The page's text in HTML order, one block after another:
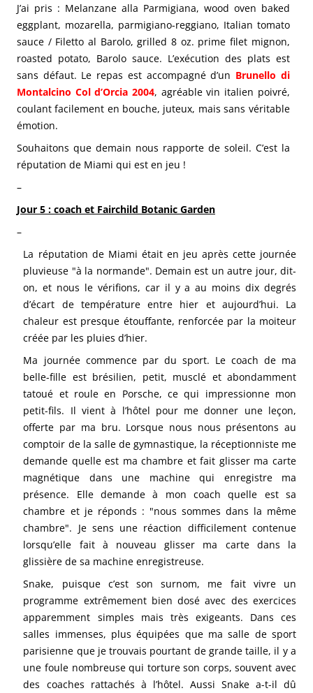
J’ai pris : Melanzane alla Parmigiana, wood oven baked
eggplant, mozarella, parmigiano-reggiano, Italian tomato
sauce / Filetto al Barolo, grilled 8 oz. prime filet mignon,
roasted potato, Barolo sauce. L’exécution des plats est
sans défaut. Le repas est accompagné d’un Brunello di
Montalcino Col d’Orcia 2004, agréable vin italien poivré,
coulant facilement en bouche, juteux, mais sans véritable
émotion.
Souhaitons que demain nous rapporte de soleil. C’est la
réputation de Miami qui est en jeu !
–
Jour 5 : coach et Fairchild Botanic Garden
–
La réputation de Miami était en jeu après cette journée
pluvieuse "à la normande". Demain est un autre jour, dit-
on, et nous le vérifions, car il y a au moins dix degrés
d’écart de température entre hier et aujourd’hui. La
chaleur est presque étouffante, renforcée par la moiteur
créée par les pluies d’hier.
Ma journée commence par du sport. Le coach de ma
belle-fille est brésilien, petit, musclé et abondamment
tatoué et roule en Porsche, ce qui impressionne mon
petit-fils. Il vient à l’hôtel pour me donner une leçon,
offerte par ma bru. Lorsque nous nous présentons au
comptoir de la salle de gymnastique, la réceptionniste me
demande quelle est ma chambre et fait glisser ma carte
magnétique dans une machine qui enregistre ma
présence. Elle demande à mon coach quelle est sa
chambre et je réponds : "nous sommes dans la même
chambre". Je sens une réaction difficilement contenue
lorsqu’elle fait à nouveau glisser ma carte dans la
glissière de sa machine enregistreuse.
Snake, puisque c’est son surnom, me fait vivre un
programme extrêmement bien dosé avec des exercices
apparemment simples mais très exigeants. Dans ces
salles immenses, plus équipées que ma salle de sport
parisienne que je trouvais pourtant de grande taille, il y a
une foule nombreuse qui torture son corps, souvent avec
des coaches rattachés à l’hôtel. Aussi Snake a-t-il dû